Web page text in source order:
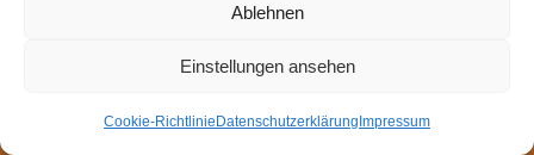
Ablehnen
Einstellungen ansehen
Cookie-Richtlinie Datenschutzerklärung Impressum
Impressum